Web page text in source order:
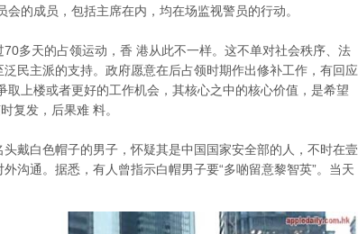
的成员，包括主席在内，均在场监视警员的行动。
多天的占领运动，香 港从此不一样。这不单对社会秩序、法
民主派的支持。政府愿意在后占领时期作出修补工作，有回应
取上楼或者更好的工作机会，其核心之中的核心价值，是希望
复发，后果难 料。
戴白色帽子的男子，怀疑其是中国国家安全部的人，不时在壹
沟通。据悉，有人曾指示白帽男子要“多啲留意黎智英”。当天